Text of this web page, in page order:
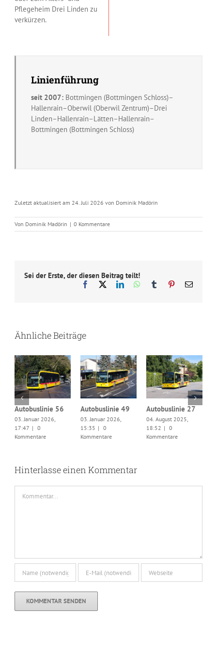
Pflegeheim Drei Linden zu
verkürzen.
Linienführung
seit 2007: Bottmingen (Bottmingen Schloss)–
Hallenrain–Oberwil (Oberwil Zentrum)–Drei
Linden–Hallenrain–Lätten–Hallenrain–
Bottmingen (Bottmingen Schloss)
Zuletzt aktualisiert am 24. Juli 2026 von Dominik Madörin
Von Dominik Madörin | 0 Kommentare
Sei der Erste, der diesen Beitrag teilt!
Facebook LinkedInWhatsApp
Tumblr Pinterest
E-
Ähnliche Beiträge
Autobuslinie 56
03. Januar 2026,
17:47 | 0
Kommentare
Autobuslinie 49
03. Januar 2026,
15:35 | 0
Kommentare
Autobuslinie 27
04. August 2025,
18:52 | 0
Kommentare
Hinterlasse einen Kommentar